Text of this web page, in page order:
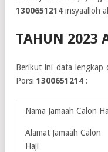
1300651214 insyaalloh
TAHUN 2023
Berikut ini data lengkap
Porsi 1300651214 :
Nama Jamaah Calon
Alamat Jamaah Calon
Haji